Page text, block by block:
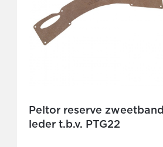
Peltor reserve zweetband
leder t.b.v. PTG22